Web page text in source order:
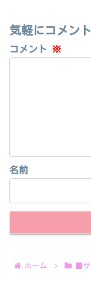
気軽にコメン
コメント ※
名前
ホーム ■